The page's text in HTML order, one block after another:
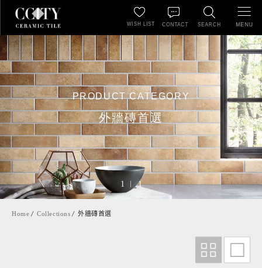
SEARCH
WISH LIST CONTACT MENU
PRODUCT CATEGORY
外牆磚首選
1 1
Home Collections 外牆磚首選